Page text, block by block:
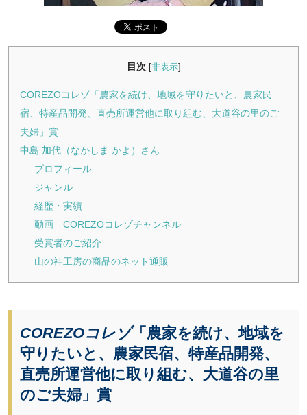
目次 [非表示]
COREZOコレゾ「農家を続け、地域を守りたいと、農家民
宿、特産品開発、直売所運営他に取り組む、大道谷の里のご
夫婦」賞
中島 加代（なかしま かよ）さん
プロフィール
ジャンル
経歴・実績
動画 COREZOコレゾチャンネル
受賞者のご紹介
山の神工房の商品のネット通販
COREZOコレゾ「農家を続け、地域を
守りたいと、農家民宿、特産品開発、
直売所運営他に取り組む、大道谷の里
のご夫婦」賞